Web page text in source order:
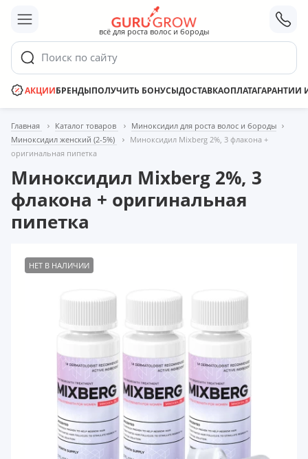
всё для роста волос и бороды
Поиск по сайту
АКЦИИБРЕНДЫПОЛУЧИТЬ БОНУСЫДОСТАВКАОПЛАТАГАРАНТИИ
Главная Каталог товаров
Миноксидил для роста волос и бороды
Миноксидил женский (2-5%)
Миноксидил Mixberg 2%, 3 флакона +
оригинальная пипетка
Миноксидил Mixberg 2%, 3
флакона + оригинальная
пипетка
НЕТ В НАЛИЧИИ